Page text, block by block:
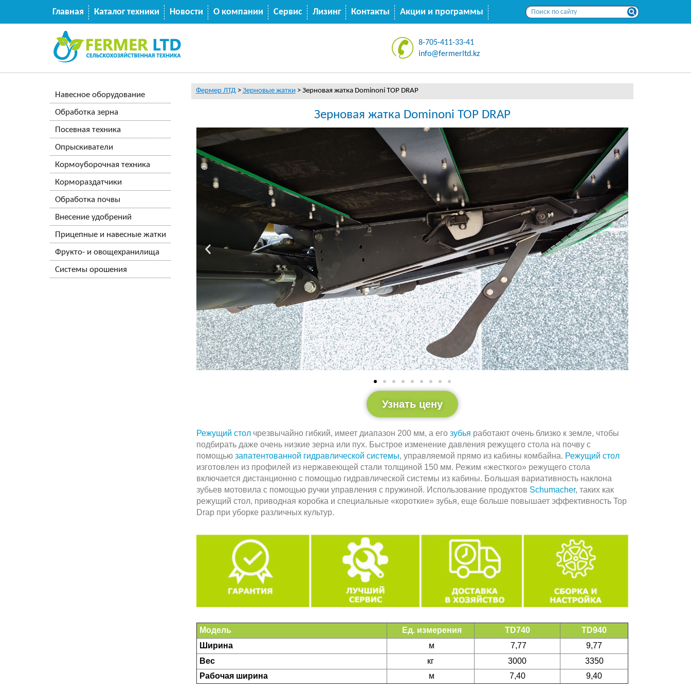
Главная Каталог техники Новости О компании Сервис Лизинг Контакты Акции и программы
8-705-411-33-41
info@fermerltd.kz
Навесное оборудование
Обработка зерна
Посевная техника
Опрыскиватели
Кормоуборочная техника
Кормораздатчики
Обработка почвы
Внесение удобрений
Прицепные и навесные жатки
Фрукто- и овощехранилища
Системы орошения
Фермер ЛТД> Зерновые жатки > Зерновая жатка Dominoni TOP DRAP
Зерновая жатка Dominoni TOP DRAP
Узнать цену
Режущий стол чрезвычайно гибкий, имеет диапазон 200 мм, а его зубья работают очень близко к земле, чтобы
подбирать даже очень низкие зерна или пух. Быстрое изменение давления режущего стола на почву с
помощью запатентованной гидравлической системы, управляемой прямо из кабины комбайна. Режущий стол
изготовлен из профилей из нержавеющей стали толщиной 150 мм. Режим «жесткого» режущего стола
включается дистанционно с помощью гидравлической системы из кабины. Большая вариативность наклона
зубьев мотовила с помощью ручки управления с пружиной. Использование продуктов Schumacher, таких как
режущий стол, приводная коробка и специальные «короткие» зубья, еще больше повышает эффективность Top
Drap при уборке различных культур.
Модель Ед. измерения TD740
TD940
Ширина
м 7,77
9,77
Вес
кг 3000
3350
Рабочая ширина м 7,40 9,40